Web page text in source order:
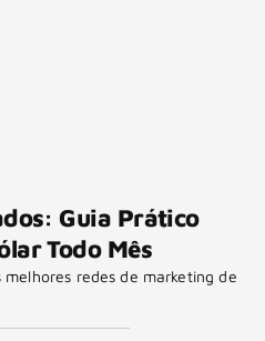
Guia Prático
Todo Mês
redes de marketing de